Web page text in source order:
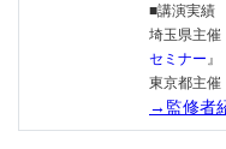
■講演実績
埼玉県主催
セミナー 』
東京都主催
→監修者